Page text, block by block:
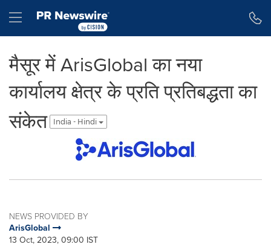
Hamburger menu
मैसूर में ArisGlobal का नया
कार्यालय क्षेत्र के प्रति प्रतिबद्धता का
संकेत
India - Hindi
NEWS PROVIDED BY
ArisGlobal
13 Oct, 2023, 09:00 IST